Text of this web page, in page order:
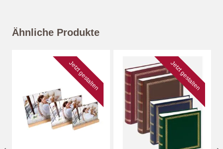
Ähnliche Produkte
Jetzt gestalten Jetzt gestalten